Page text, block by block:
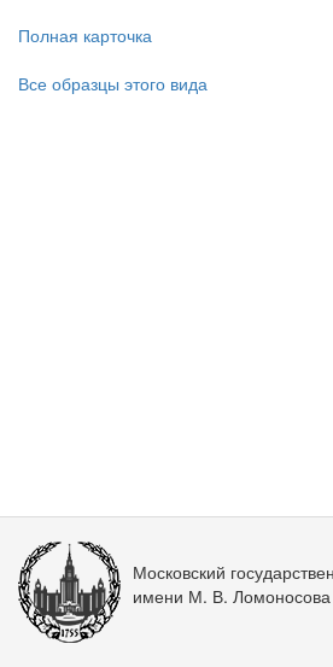
Полная карточка
Все образцы этого вида
Московский
имени М. В. Ломоносова